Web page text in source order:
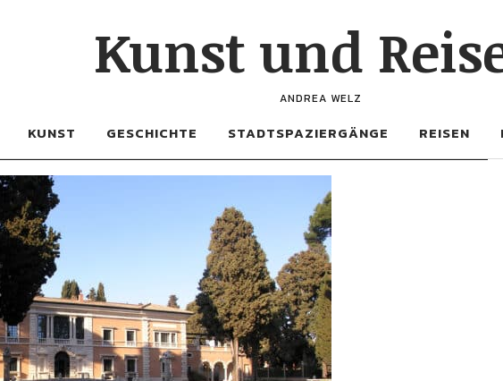
Kunst und
ANDREA WELZ
KUNST GESCHICHTE STADTSPAZIERGÄNGE REISEN